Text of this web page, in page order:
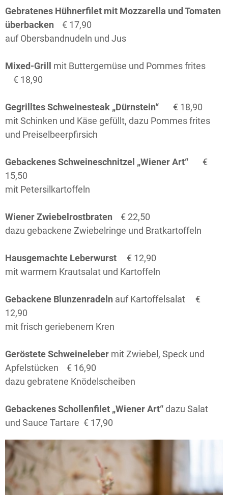
Gebratenes Hühnerfilet mit Mozzarella und Tomaten
überbacken € 17,90
auf Obersbandnudeln und Jus
Mixed-Grill mit Buttergemüse und Pommes frites
€ 18,90
Gegrilltes Schweinesteak „Dürnstein“
€ 18,90
mit Schinken und Käse gefüllt, dazu Pommes frites
und Preiselbeerpfirsich
Gebackenes Schweineschnitzel „Wiener Art“ €
15,50
mit Petersilkartoffeln
Wiener Zwiebelrostbraten
€ 22,50
dazu gebackene Zwiebelringe und Bratkartoffeln
Hausgemachte Leberwurst
€ 12,90
mit warmem Krautsalat und Kartoffeln
Gebackene Blunzenradeln auf Kartoffelsalat €
12,90
mit frisch geriebenem Kren
Geröstete Schweineleber mit Zwiebel, Speck und
Apfelstücken € 16,90
dazu gebratene Knödelscheiben
Gebackenes Schollenfilet „Wiener Art“dazu Salat
und Sauce Tartare € 17,90